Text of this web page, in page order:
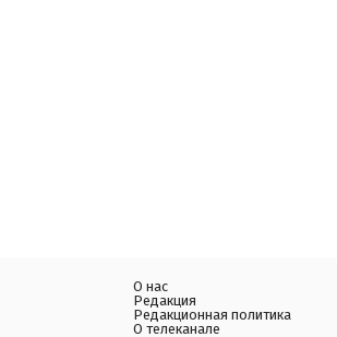
О нас
Редакция
Редакционная политика
О телеканале